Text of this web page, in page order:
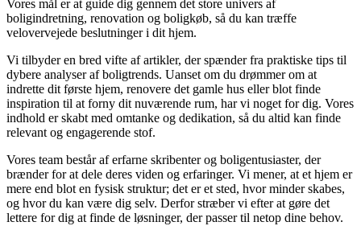
Vores mål er at guide dig gennem det store univers af
boligindretning, renovation og boligkøb, så du kan træffe
velovervejede beslutninger i dit hjem.
Vi tilbyder en bred vifte af artikler, der spænder fra praktiske tips til
dybere analyser af boligtrends. Uanset om du drømmer om at
indrette dit første hjem, renovere det gamle hus eller blot finde
inspiration til at forny dit nuværende rum, har vi noget for dig. Vores
indhold er skabt med omtanke og dedikation, så du altid kan finde
relevant og engagerende stof.
Vores team består af erfarne skribenter og boligentusiaster, der
brænder for at dele deres viden og erfaringer. Vi mener, at et hjem er
mere end blot en fysisk struktur; det er et sted, hvor minder skabes,
og hvor du kan være dig selv. Derfor stræber vi efter at gøre det
lettere for dig at finde de løsninger, der passer til netop dine behov.